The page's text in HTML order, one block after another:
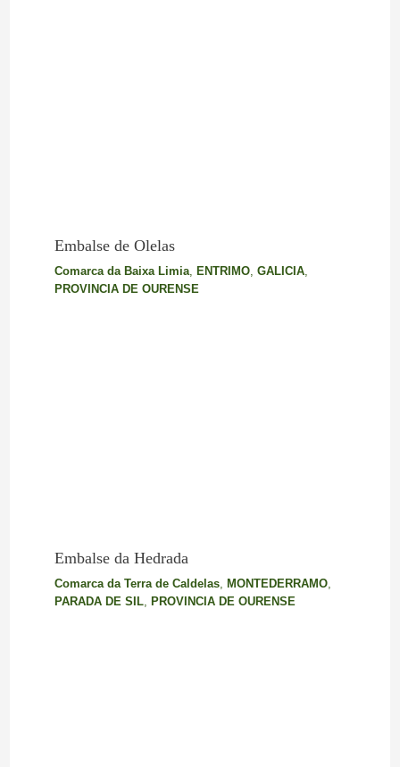
Embalse de Olelas
Comarca da Baixa Limia, ENTRIMO, GALICIA,
PROVINCIA DE OURENSE
Embalse da Hedrada
Comarca da Terra de Caldelas, MONTEDERRAMO,
PARADA DE SIL, PROVINCIA DE OURENSE